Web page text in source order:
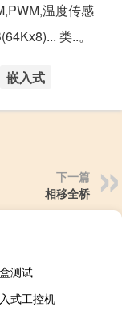
温度传感
类..。
嵌入式
下一篇
相移全桥
测试
式工控机